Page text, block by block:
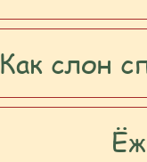
Как слон